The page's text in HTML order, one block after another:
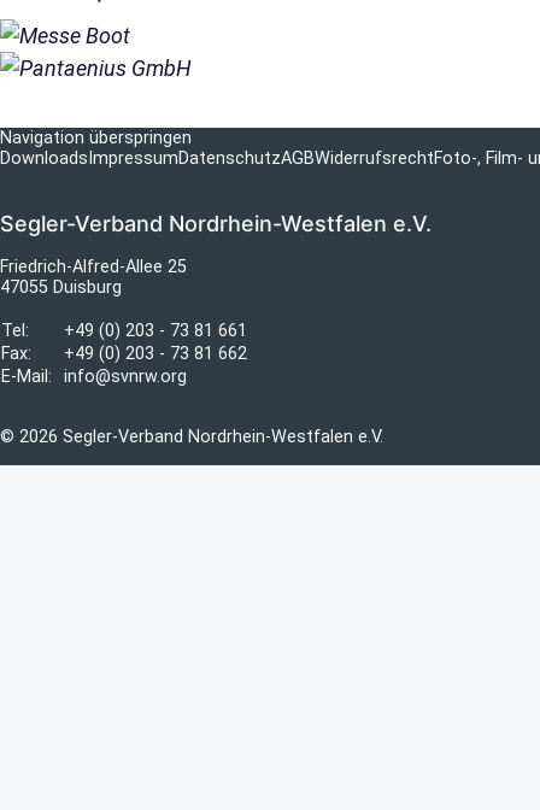
Navigation überspringen
Downloads ImpressumDatenschutzAGBWiderrufsrechtFoto-, Film-
Segler-Verband Nordrhein-Westfalen e.V.
Friedrich-Alfred-Allee 25
47055 Duisburg
Tel:
+49 (0) 203 - 73 81 661
Fax:
+49 (0) 203 - 73 81 662
E-Mail:
info@svnrw.org
© 2026 Segler-Verband Nordrhein-Westfalen e.V.